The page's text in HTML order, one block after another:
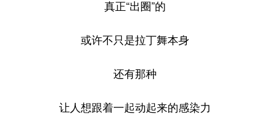
真正“出圈”的
或许不只是拉丁舞本身
还有那种
让人想跟着一起动起来的感染力